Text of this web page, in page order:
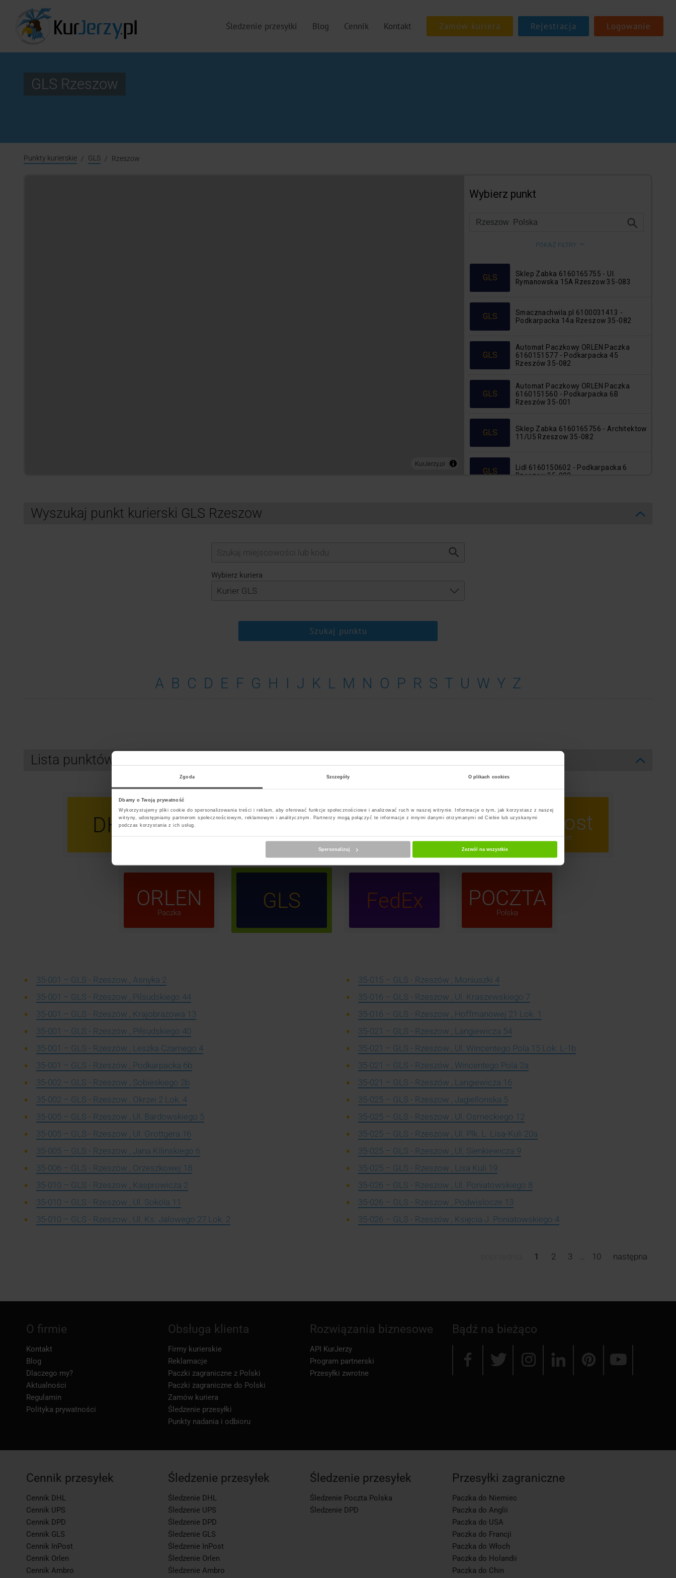
Zgoda Szczegóły O plikach cookies
Dbamy o Twoją prywatność
Wykorzystujemy pliki cookie do spersonalizowania treści i reklam, aby oferować funkcje społecznościowe i analizować ruch w naszej witrynie. Informacje o tym, jak korzystasz z naszej
witryny, udostępniamy partnerom społecznościowym, reklamowym i analitycznym. Partnerzy mogą połączyć te informacje z innymi danymi otrzymanymi od Ciebie lub uzyskanymi
podczas korzystania z ich usług.
Spersonalizuj Zezwól na wszystkie
Śledzenie przesyłki Blog Cennik Kontakt Rejestracja Logowanie
GLS Rzeszow
Punkty kurierskie GLS Rzeszow
Wyszukaj punkt kurierski GLS Rzeszow
Wybierz kuriera
Szukaj punktu
A B C D E F G H I J K L M N O P R S T U W Y Z
Lista punktów kurierskich GLS Rzeszow
DHL UPS DPD InPost InPost
Kurier
ORLEN
Paczka GLS FedEx POCZTA
Polska
35-001 – GLS - Rzeszow , Asnyka 2
35-001 – GLS - Rzeszow , Pilsudskiego 44
35-001 – GLS - Rzeszów , Krajobrazowa 13
35-001 – GLS - Rzeszów , Piłsudskiego 40
35-001 – GLS - Rzeszów , Leszka Czarnego 4
35-001 – GLS - Rzeszów , Podkarpacka 6b
35-002 – GLS - Rzeszow , Sobieskiego 2b
35-002 – GLS - Rzeszow , Okrzei 2 Lok. 4
35-005 – GLS - Rzeszow , Ul. Bardowskiego 5
35-005 – GLS - Rzeszow , Ul. Grottgera 16
35-005 – GLS - Rzeszow , Jana Kilinskiego 6
35-006 – GLS - Rzeszów , Orzeszkowej 18
35-010 – GLS - Rzeszow , Kasprowicza 2
35-010 – GLS - Rzeszow , Ul. Sokola 11
35-010 – GLS - Rzeszow , Ul. Ks. Jalowego 27 Lok. 2
35-015 – GLS - Rzeszów , Moniuszki 4
35-016 – GLS - Rzeszow , Ul. Kraszewskiego 7
35-016 – GLS - Rzeszow , Hoffmanowej 21 Lok. 1
35-021 – GLS - Rzeszow , Langiewicza 54
35-021 – GLS - Rzeszow , Ul. Wincentego Pola 15 Lok. L-1b
35-021 – GLS - Rzeszów , Wincentego Pola 2a
35-021 – GLS - Rzeszów , Langiewicza 16
35-025 – GLS - Rzeszow , Jagiellonska 5
35-025 – GLS - Rzeszow , Ul. Osmeckiego 12
35-025 – GLS - Rzeszow , Ul. Plk. L. Lisa-Kuli 20a
35-025 – GLS - Rzeszow , Ul. Sienkiewicza 9
35-025 – GLS - Rzeszow , Lisa Kuli 19
35-026 – GLS - Rzeszow , Ul. Poniatowskiego 8
35-026 – GLS - Rzeszow , Podwislocze 13
35-026 – GLS - Rzeszów , Księcia J. Poniatowskiego 4
1 2 3 … 10 następna
Bądź na bieżąco
O firmie
Kontakt
Blog
Dlaczego my?
Aktualności
Regulamin
Polityka prywatności
Obsługa klienta
Firmy kurierskie
Reklamacje
Paczki zagraniczne z Polski
Paczki zagraniczne do Polski
Zamów kuriera
Śledzenie przesyłki
Punkty nadania i odbioru
Rozwiązania biznesowe
API KurJerzy
Program partnerski
Przesyłki zwrotne
Cennik przesyłek
Cennik DHL
Cennik UPS
Cennik DPD
Cennik GLS
Cennik InPost
Cennik Orlen
Cennik Ambro
Śledzenie przesyłek
Śledzenie DHL
Śledzenie UPS
Śledzenie DPD
Śledzenie GLS
Śledzenie InPost
Śledzenie Orlen
Śledzenie Ambro
Śledzenie przesyłek
Śledzenie Poczta Polska
Śledzenie DPD
Przesyłki zagraniczne
Paczka do Niemiec
Paczka do Anglii
Paczka do USA
Paczka do Francji
Paczka do Włoch
Paczka do Holandii
Paczka do Chin